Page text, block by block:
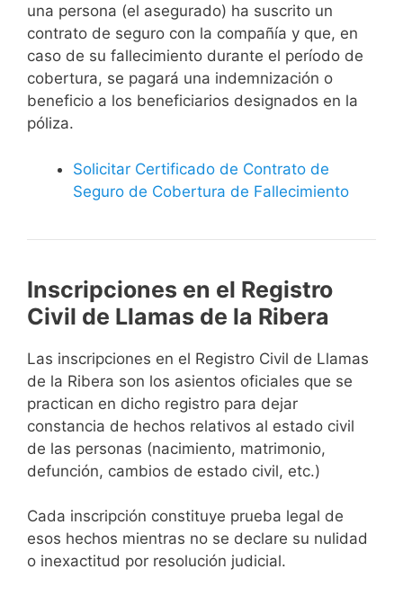
una persona (el asegurado) ha suscrito un
contrato de seguro con la compañía y que, en
caso de su fallecimiento durante el período de
cobertura, se pagará una indemnización o
beneficio a los beneficiarios designados en la
póliza.
Solicitar Certificado de Contrato de
Seguro de Cobertura de Fallecimiento
Inscripciones en el Registro
Civil de Llamas de la Ribera
Las inscripciones en el Registro Civil de Llamas
de la Ribera son los asientos oficiales que se
practican en dicho registro para dejar
constancia de hechos relativos al estado civil
de las personas (nacimiento, matrimonio,
defunción, cambios de estado civil, etc.)
Cada inscripción constituye prueba legal de
esos hechos mientras no se declare su nulidad
o inexactitud por resolución judicial.